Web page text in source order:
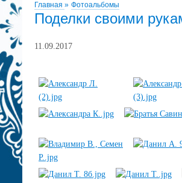
Главная » Фотоальбомы
Поделки своими
11.09.2017